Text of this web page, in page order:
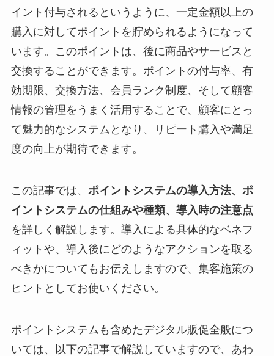
イント付与されるというように、一定金額以上の
購入に対してポイントを貯められるようになって
います。このポイントは、後に商品やサービスと
交換することができます。ポイントの付与率、有
効期限、交換方法、会員ランク制度、そして顧客
情報の管理をうまく活用することで、顧客にとっ
て魅力的なシステムとなり、リピート購入や満足
度の向上が期待できます。
この記事では、 ポイントシステムの導入方法、ポ
イントシステムの仕組みや種類、導入時の注意点
を詳しく解説します。導入による具体的なベネフ
ィットや、導入後にどのようなアクションを取る
べきかについてもお伝えしますので、集客施策の
ヒントとしてお使いください。
ポイントシステムも含めたデジタル販促全般につ
いては、以下の記事で解説していますので、あわ